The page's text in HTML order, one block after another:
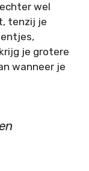
wel
tenzij je
je grotere
wanneer je